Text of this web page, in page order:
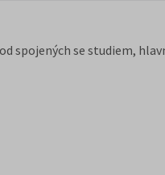
spojených se studiem,